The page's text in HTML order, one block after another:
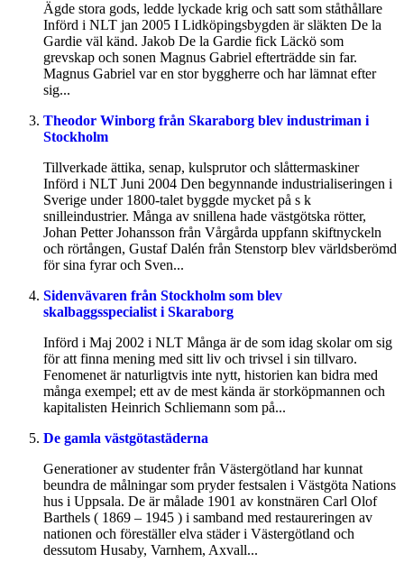
Ägde stora gods, ledde lyckade krig och satt som ståthållare
Införd i NLT jan 2005 I Lidköpingsbygden är släkten De la
Gardie väl känd. Jakob De la Gardie fick Läckö som
grevskap och sonen Magnus Gabriel efterträdde sin far.
Magnus Gabriel var en stor byggherre och har lämnat efter
sig...
Theodor Winborg från Skaraborg blev industriman i
Stockholm
Tillverkade ättika, senap, kulsprutor och slåttermaskiner
Införd i NLT Juni 2004 Den begynnande industrialiseringen i
Sverige under 1800-talet byggde mycket på s k
snilleindustrier. Många av snillena hade västgötska rötter,
Johan Petter Johansson från Vårgårda uppfann skiftnyckeln
och rörtången, Gustaf Dalén från Stenstorp blev världsberömd
för sina fyrar och Sven...
Sidenvävaren från Stockholm som blev
skalbaggsspecialist i Skaraborg
Införd i Maj 2002 i NLT Många är de som idag skolar om sig
för att finna mening med sitt liv och trivsel i sin tillvaro.
Fenomenet är naturligtvis inte nytt, historien kan bidra med
många exempel; ett av de mest kända är storköpmannen och
kapitalisten Heinrich Schliemann som på...
De gamla västgötastäderna
Generationer av studenter från Västergötland har kunnat
beundra de målningar som pryder festsalen i Västgöta Nations
hus i Uppsala. De är målade 1901 av konstnären Carl Olof
Barthels ( 1869 – 1945 ) i samband med restaureringen av
nationen och föreställer elva städer i Västergötland och
dessutom Husaby, Varnhem, Axvall...